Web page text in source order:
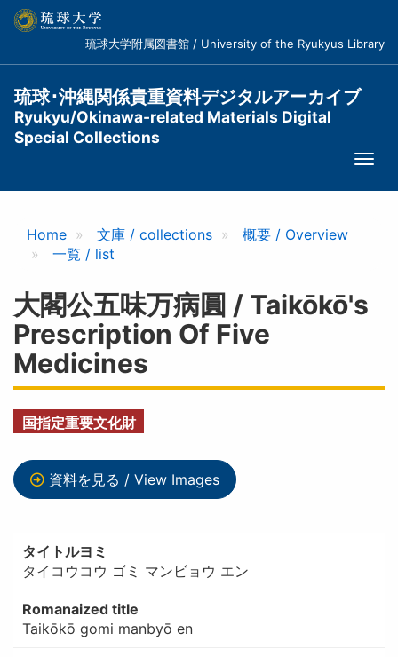
コ
琉球大学附属図書館 / University of the Ryukyus Library
琉球･沖縄関係貴重資料デジタルアーカイブ
Ryukyu/Okinawa-related Materials Digital
Special Collections
Home 文庫 / collections
概要 / Overview
一覧 / list
大閣公五味万病圓 / Taikōkō's
Prescription Of Five
Medicines
国指定重要文化財
資料を見る / View Images
タイトルヨミ
タイコウコウ ゴミ マンビョウ エン
Romanaized title
Taikōkō gomi manbyō en